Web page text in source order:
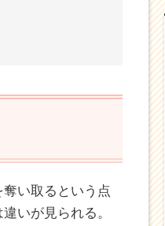
奪い取るという点
いが見られる。